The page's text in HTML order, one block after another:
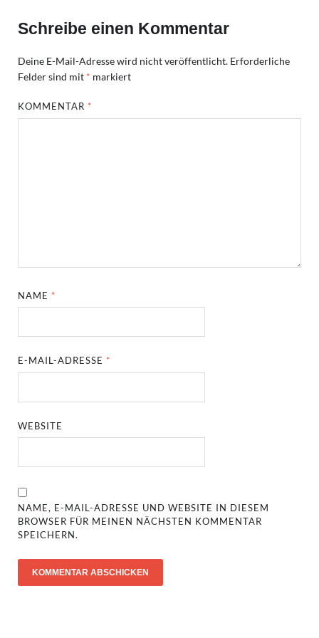
Schreibe einen Kommentar
Deine E-Mail-Adresse wird nicht veröffentlicht. Erforderliche
Felder sind mit * markiert
KOMMENTAR *
NAME *
E-MAIL-ADRESSE *
WEBSITE
NAME, E-MAIL-ADRESSE UND WEBSITE IN DIESEM
BROWSER FÜR MEINEN NÄCHSTEN KOMMENTAR
SPEICHERN.